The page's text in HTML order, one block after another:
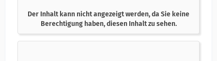
Der Inhalt kann nicht angezeigt werden, da Sie keine
Berechtigung haben, diesen Inhalt zu sehen.